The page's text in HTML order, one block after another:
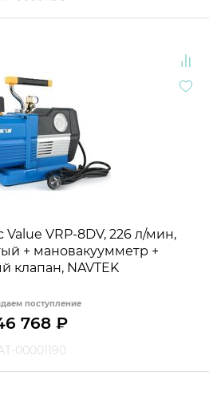
VRP-8DV, 226 л/мин,
+ мановакуумметр +
клапан, NAVTEK
поступление
768 ₽
00001190